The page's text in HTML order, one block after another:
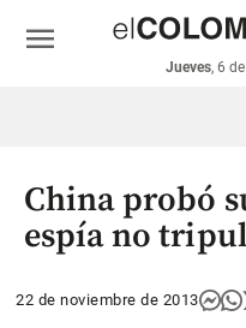
económicos
Colombia
Jueves, 6
menu
China probó
espía no
22 de noviembre de 2013